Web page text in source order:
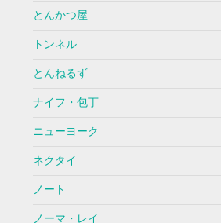
とんかつ屋
トンネル
とんねるず
ナイフ・包丁
ニューヨーク
ネクタイ
ノート
ノーマ・レイ